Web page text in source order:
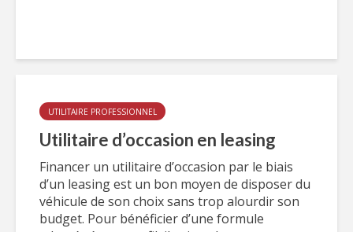
UTILITAIRE PROFESSIONNEL
Utilitaire d’occasion en leasing
Financer un utilitaire d’occasion par le biais
d’un leasing est un bon moyen de disposer du
véhicule de son choix sans trop alourdir son
budget. Pour bénéficier d’une formule